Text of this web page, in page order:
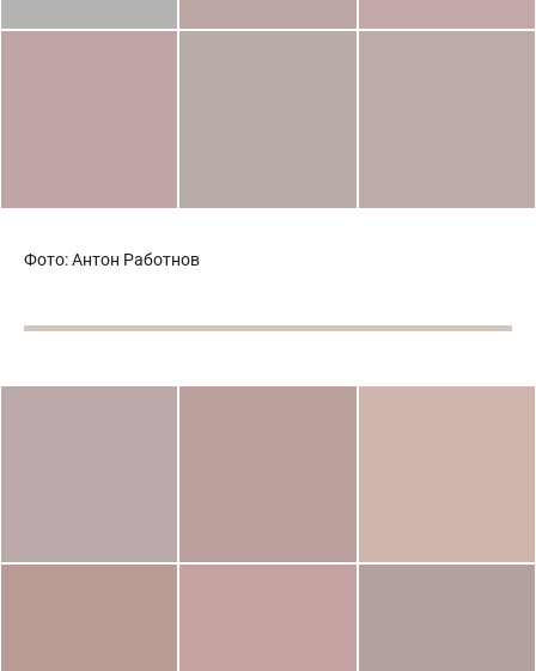
Фото: Антон Работнов